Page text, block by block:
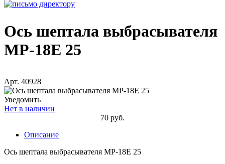
Ось шептала выбрасывателя
МР-18Е 25
Арт. 40928
Уведомить
Нет в наличии
70 руб.
Описание
Ось шептала выбрасывателя МР-18Е 25